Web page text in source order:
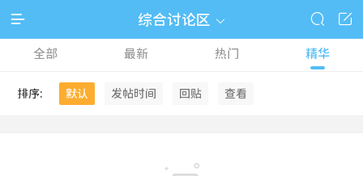
 综合讨论区  

全部 最新 热门 精华
排序: 默认 发帖时间 回贴 查看